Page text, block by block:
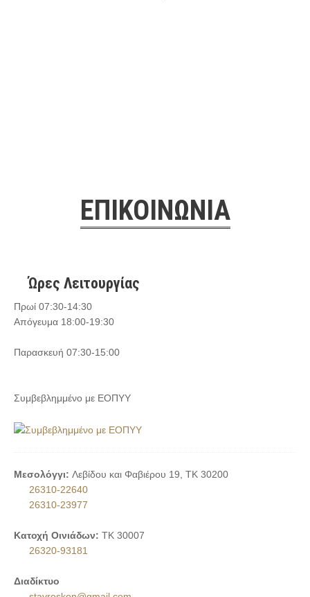
ΕΠΙΚΟΙΝΩΝΙΑ
Ώρες Λειτουργίας
Πρωί 07:30-14:30
Απόγευμα 18:00-19:30
Παρασκευή 07:30-15:00
Συμβεβλημμένο με ΕΟΠΥΥ
Μεσολόγγι: Λεβίδου και Φαβιέρου 19, ΤΚ 30200
26310-22640
26310-23977
Κατοχή Οινιάδων: ΤΚ 30007
26320-93181
Διαδίκτυο